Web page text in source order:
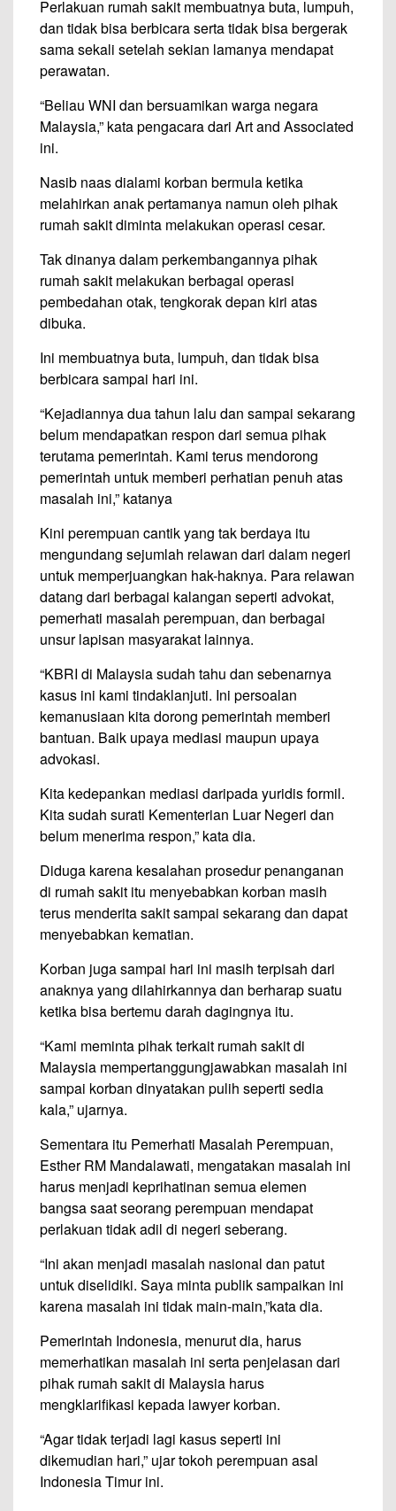
Perlakuan rumah sakit membuatnya buta, lumpuh,
dan tidak bisa berbicara serta tidak bisa bergerak
sama sekali setelah sekian lamanya mendapat
perawatan.
“Beliau WNI dan bersuamikan warga negara
Malaysia,” kata pengacara dari Art and Associated
ini.
Nasib naas dialami korban bermula ketika
melahirkan anak pertamanya namun oleh pihak
rumah sakit diminta melakukan operasi cesar.
Tak dinanya dalam perkembangannya pihak
rumah sakit melakukan berbagai operasi
pembedahan otak, tengkorak depan kiri atas
dibuka.
Ini membuatnya buta, lumpuh, dan tidak bisa
berbicara sampai hari ini.
“Kejadiannya dua tahun lalu dan sampai sekarang
belum mendapatkan respon dari semua pihak
terutama pemerintah. Kami terus mendorong
pemerintah untuk memberi perhatian penuh atas
masalah ini,” katanya
Kini perempuan cantik yang tak berdaya itu
mengundang sejumlah relawan dari dalam negeri
untuk memperjuangkan hak-haknya. Para relawan
datang dari berbagai kalangan seperti advokat,
pemerhati masalah perempuan, dan berbagai
unsur lapisan masyarakat lainnya.
“KBRI di Malaysia sudah tahu dan sebenarnya
kasus ini kami tindaklanjuti. Ini persoalan
kemanusiaan kita dorong pemerintah memberi
bantuan. Baik upaya mediasi maupun upaya
advokasi.
Kita kedepankan mediasi daripada yuridis formil.
Kita sudah surati Kementerian Luar Negeri dan
belum menerima respon,” kata dia.
Diduga karena kesalahan prosedur penanganan
di rumah sakit itu menyebabkan korban masih
terus menderita sakit sampai sekarang dan dapat
menyebabkan kematian.
Korban juga sampai hari ini masih terpisah dari
anaknya yang dilahirkannya dan berharap suatu
ketika bisa bertemu darah dagingnya itu.
“Kami meminta pihak terkait rumah sakit di
Malaysia mempertanggungjawabkan masalah ini
sampai korban dinyatakan pulih seperti sedia
kala,” ujarnya.
Sementara itu Pemerhati Masalah Perempuan,
Esther RM Mandalawati, mengatakan masalah ini
harus menjadi keprihatinan semua elemen
bangsa saat seorang perempuan mendapat
perlakuan tidak adil di negeri seberang.
“Ini akan menjadi masalah nasional dan patut
untuk diselidiki. Saya minta publik sampaikan ini
karena masalah ini tidak main-main,”kata dia.
Pemerintah Indonesia, menurut dia, harus
memerhatikan masalah ini serta penjelasan dari
pihak rumah sakit di Malaysia harus
mengklarifikasi kepada lawyer korban.
“Agar tidak terjadi lagi kasus seperti ini
dikemudian hari,” ujar tokoh perempuan asal
Indonesia Timur ini.